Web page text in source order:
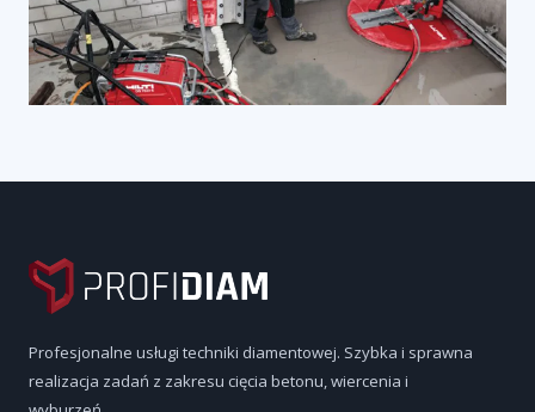
Profesjonalne usługi techniki diamentowej. Szybka i sprawna
realizacja zadań z zakresu cięcia betonu, wiercenia i